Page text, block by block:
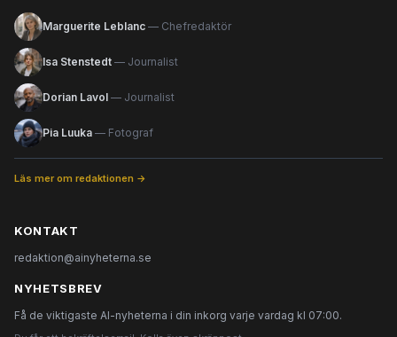
Marguerite Leblanc — Chefredaktör
Isa Stenstedt — Journalist
Dorian Lavol — Journalist
Pia Luuka — Fotograf
Läs mer om redaktionen →
KONTAKT
redaktion@ainyheterna.se
NYHETSBREV
Få de viktigaste AI-nyheterna i din inkorg varje vardag kl 07:00.